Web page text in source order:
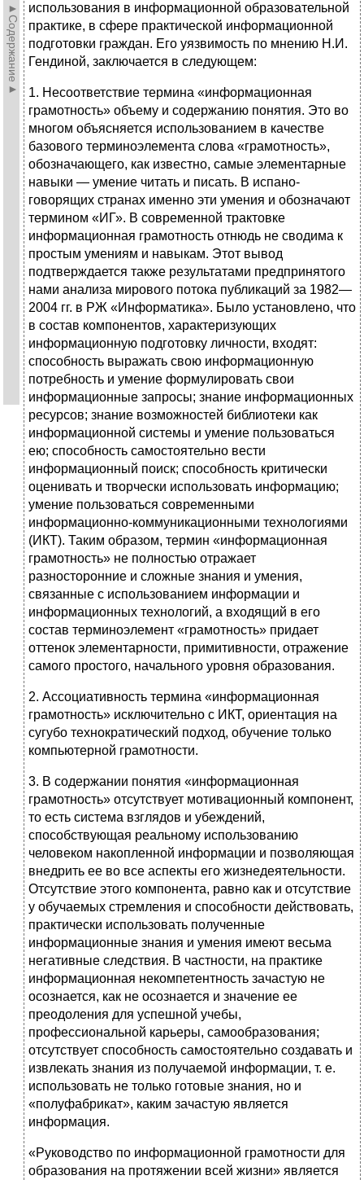
►Содержание►
использования в информационной образовательной
практике, в сфере практической информационной
подготовки граждан. Его уязвимость по мнению Н.И.
Гендиной, заключается в следующем:
1. Несоответствие термина «информационная
грамотность» объему и содержанию понятия. Это во
многом объясняется использованием в качестве
базового терминоэлемента слова «грамотность»,
обозначающего, как известно, самые элементарные
навыки — умение читать и писать. В испано-
говорящих странах именно эти умения и обозначают
термином «ИГ». В современной трактовке
информационная грамотность отнюдь не сводима к
простым умениям и навыкам. Этот вывод
подтверждается также результатами предпринятого
нами анализа мирового потока публикаций за 1982—
2004 гг. в РЖ «Информатика». Было установлено, что
в состав компонентов, характеризующих
информационную подготовку личности, входят:
способность выражать свою информационную
потребность и умение формулировать свои
информационные запросы; знание информационных
ресурсов; знание возможностей библиотеки как
информационной системы и умение пользоваться
ею; способность самостоятельно вести
информационный поиск; способность критически
оценивать и творчески использовать информацию;
умение пользоваться современными
информационно-коммуникационными технологиями
(ИКТ). Таким образом, термин «информационная
грамотность» не полностью отражает
разносторонние и сложные знания и умения,
связанные с использованием информации и
информационных технологий, а входящий в его
состав терминоэлемент «грамотность» придает
оттенок элементарности, примитивности, отражение
самого простого, начального уровня образования.
2. Ассоциативность термина «информационная
грамотность» исключительно с ИКТ, ориентация на
сугубо технократический подход, обучение только
компьютерной грамотности.
3. В содержании понятия «информационная
грамотность» отсутствует мотивационный компонент,
то есть система взглядов и убеждений,
способствующая реальному использованию
человеком накопленной информации и позволяющая
внедрить ее во все аспекты его жизнедеятельности.
Отсутствие этого компонента, равно как и отсутствие
у обучаемых стремления и способности действовать,
практически использовать полученные
информационные знания и умения имеют весьма
негативные следствия. В частности, на практике
информационная некомпетентность зачастую не
осознается, как не осознается и значение ее
преодоления для успешной учебы,
профессиональной карьеры, самообразования;
отсутствует способность самостоятельно создавать и
извлекать знания из получаемой информации, т. е.
использовать не только готовые знания, но и
«полуфабрикат», каким зачастую является
информация.
«Руководство по информационной грамотности для
образования на протяжении всей жизни» является